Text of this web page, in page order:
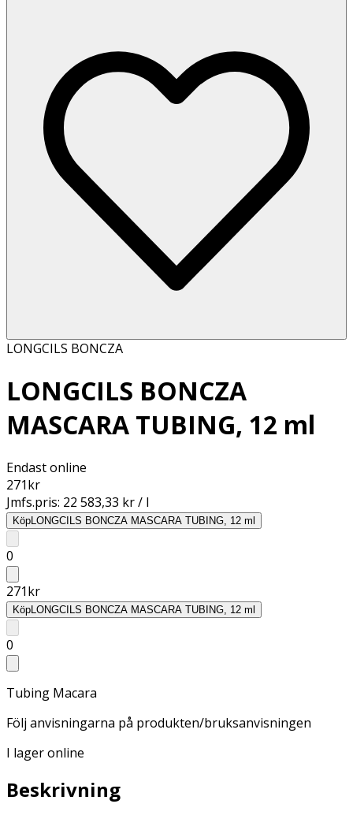
LONGCILS BONCZA
LONGCILS BONCZA
MASCARA TUBING, 12 ml
Endast online
271kr
Jmfs.pris: 22 583,33 kr / l
KöpLONGCILS BONCZA MASCARA TUBING, 12 ml
0
271kr
KöpLONGCILS BONCZA MASCARA TUBING, 12 ml
0
Tubing Macara
Följ anvisningarna på produkten/bruksanvisningen
I lager online
Beskrivning